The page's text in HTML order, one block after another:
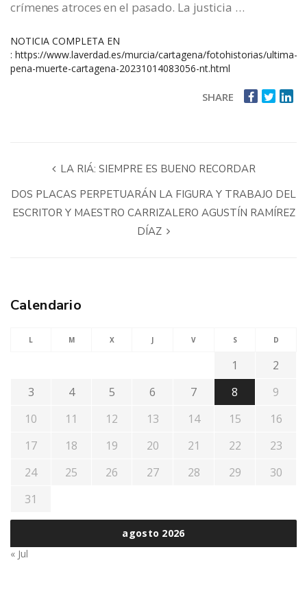
crímenes atroces en el pasado. La justicia …
NOTICIA COMPLETA EN
: https://www.laverdad.es/murcia/cartagena/fotohistorias/ultima-
pena-muerte-cartagena-20231014083056-nt.html
SHARE
LA RIÁ: SIEMPRE ES BUENO RECORDAR
DOS PLACAS PERPETUARÁN LA FIGURA Y TRABAJO DEL
ESCRITOR Y MAESTRO CARRIZALERO AGUSTÍN RAMÍREZ
DÍAZ
Calendario
agosto 2026
L M X J V S D
1
2
3
4 5 6 7 8
9
10
11 12 13 14 15
16
17
18 19 20 21 22
23
24
25 26 27 28 29
30
31
« Jul